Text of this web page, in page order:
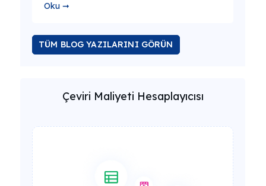
Oku ➞
TÜM BLOG YAZILARINI GÖRÜN
Çeviri Maliyeti Hesaplayıcısı